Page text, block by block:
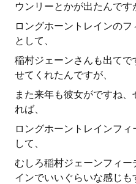
ウンリーとかが出たんです
ロングホーントレインの
として、
稲村ジェーンさんも出て
せてくれたんですが、
また来年も彼女がですね
れば、
ロングホーントレインフ
して、
むしろ稲村ジェーンフィ
インでいいぐらいな感じも